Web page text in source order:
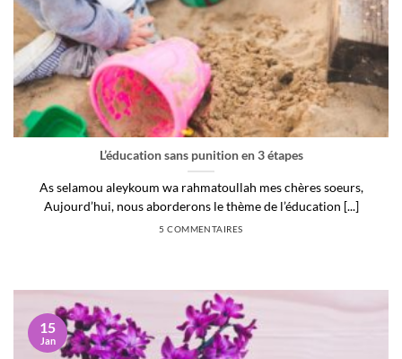
L’éducation sans punition en 3 étapes
As selamou aleykoum wa rahmatoullah mes chères soeurs,
Aujourd’hui, nous aborderons le thème de l’éducation [...]
5 COMMENTAIRES
15
Jan